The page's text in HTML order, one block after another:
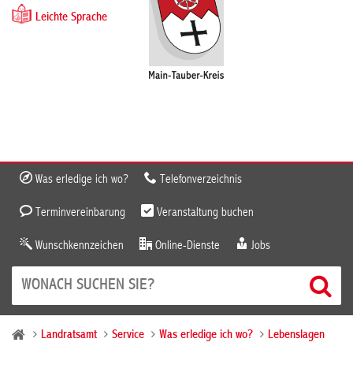
Leichte Sprache
Was erledige ich wo? Telefonverzeichnis
Terminvereinbarung Veranstaltung buchen
Wunschkennzeichen Online-Dienste Jobs
Landratsamt Service Was erledige ich wo? Lebenslagen